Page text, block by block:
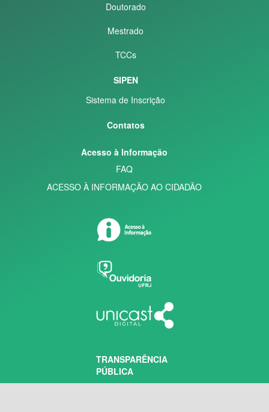
Doutorado
Mestrado
TCCs
SIPEN
Sistema de Inscrição
Contatos
Acesso à Informação
FAQ
ACESSO À INFORMAÇÃO AO CIDADÃO
TRANSPARÊNCIA
PÚBLICA